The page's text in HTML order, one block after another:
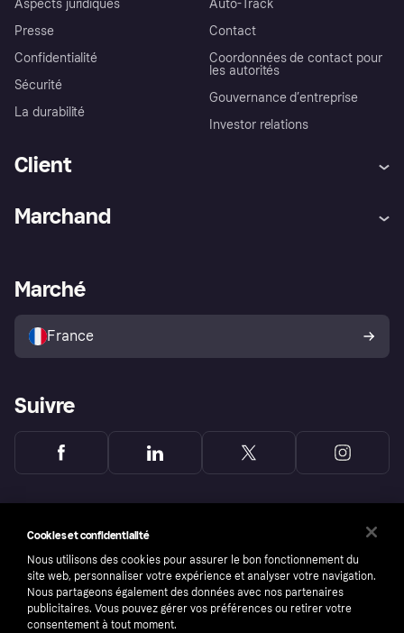
Aspects juridiques
Presse
Confidentialité
Sécurité
La durabilité
Auto-Track
Contact
Coordonnées de contact pour
les autorités
Gouvernance d’entreprise
Investor relations
Client
Explorez les magasins
Politique de protection de
l’acheteur Klarna
Marchand
Portail Marchand
Marché
France
Suivre
Cookies et confidentialité
Nous utilisons des cookies pour assurer le bon fonctionnement du
site web, personnaliser votre expérience et analyser votre navigation.
Nous partageons également des données avec nos partenaires
publicitaires. Vous pouvez gérer vos préférences ou retirer votre
consentement à tout moment.